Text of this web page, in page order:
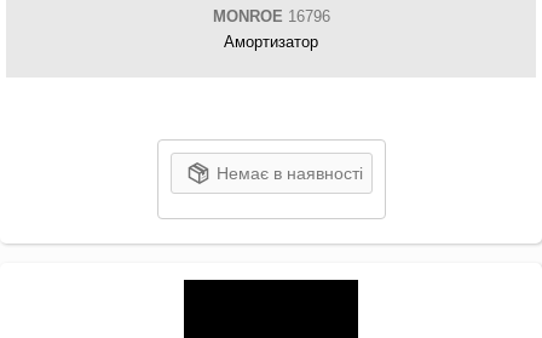
MONROE 16796
Амортизатор
Немає в наявності